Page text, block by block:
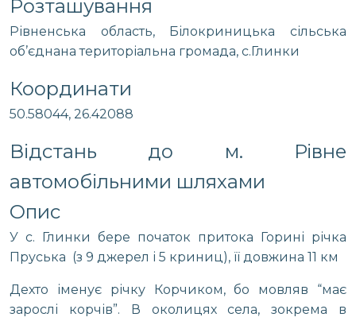
Розташування
Рівненська область, Білокриницька сільська
об’єднана територіальна громада, с.Глинки
Координати
50.58044, 26.42088
Відстань до м. Рівне
автомобільними шляхами
Опис
У с. Глинки бере початок притока Горині річка
Пруська (з 9 джерел і 5 криниц), її довжина 11 км
Дехто іменує річку Корчиком, бо мовляв “має
зарослі корчів”. В околицях села, зокрема в